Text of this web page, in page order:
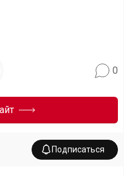
0
Подписаться